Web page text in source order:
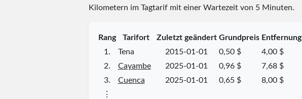
Kilometern im Tagtarif mit einer Wartezeit von 5 Minuten.
Rang Tarifort Zuletzt geändert Grundpreis Entfernung
1.
Tena 2015-01-01 0,50 $ 4,00 $
2.
Cayambe 2025-01-01 0,96 $ 7,68 $
3.
Cuenca 2025-01-01 0,65 $ 8,00 $
⋮